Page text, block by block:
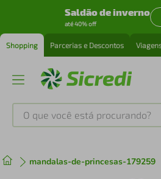
Saldão de inverno
até 40% off
Shopping Parcerias e Descontos
O que você está procurando?
mandalas-de-princesas-179259